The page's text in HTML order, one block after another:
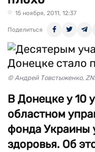
15 ноября, 2011, 12:37
Поделиться
© Андрей Товстыженко,
В Донецке у 10
областном
фонда Украины
здоровья. Об